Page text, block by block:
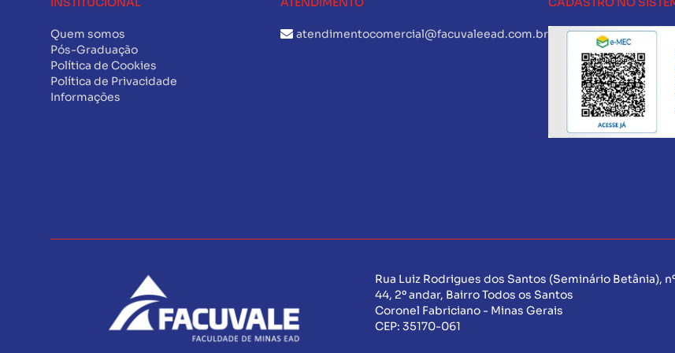
Quem somos
Pós-Graduação
Política de Cookies
Política de Privacidade
Informações
atendimentocomercial@facuvaleead.com.br
Rua Luiz Rodrigues dos Santos (Seminário Betânia),
44, 2º andar, Bairro Todos os Santos
Coronel Fabriciano - Minas Gerais
CEP: 35170-061